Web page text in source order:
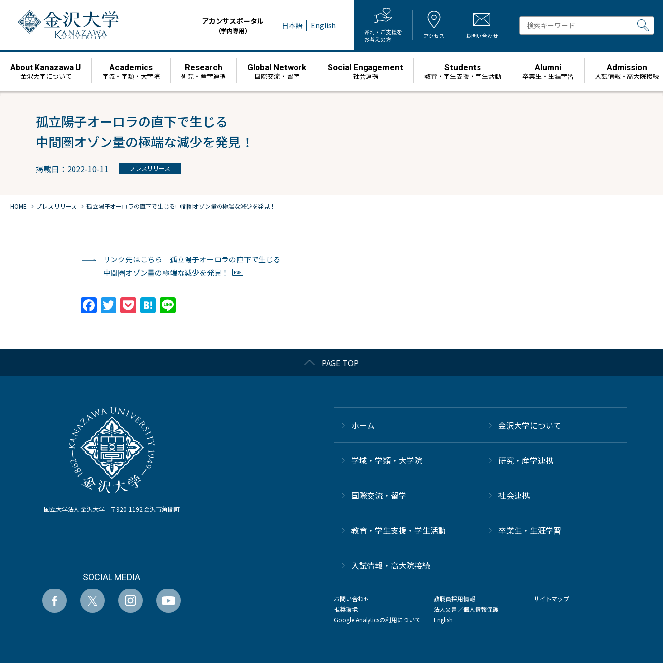
アカンサスポータル
（学内専用） 日本語 English
寄附・ご支援を
お考えの方
アクセス お問い合わせ
About Kanazawa U
金沢大学について
Academics
学域・学類・大学院
Research
研究・産学連携
Global Network
国際交流・留学
Social Engagement
社会連携
Students
教育・学生支援・学生活動
Alumni
卒業生・生涯学習
Admission
⼊試情報・高大院接続
孤立陽子オーロラの直下で生じる
中間圏オゾン量の極端な減少を発見！
掲載日：2022-10-11 プレスリリース
HOME chevron_right プレスリリース chevron_right 孤立陽子オーロラの直下で生じる中間圏オゾン量の極端な減少を発見！
リンク先はこちら｜孤立陽子オーロラの直下で生じる
中間圏オゾン量の極端な減少を発見！
Facebook
Twitter
PocketHatena
PAGE TOP
国立大学法人 金沢大学 〒920-1192 金沢市角間町
SOCIAL MEDIA
ホーム 金沢大学について
学域・学類・大学院 研究・産学連携
国際交流・留学 社会連携
教育・学生支援・学生活動 卒業生・生涯学習
⼊試情報・高大院接続
お問い合わせ
推奨環境
Google Analyticsの利用について
教職員採用情報
法人文書／個人情報保護
English
サイトマップ